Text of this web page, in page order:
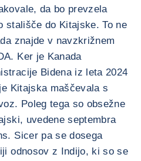
da bo prevzela
stališče do Kitajske. To ne
znajde v navzkrižnem
Ker je Kanada
Bidena iz leta 2024
Kitajska maščevala s
Poleg tega so obsežne
uvedene septembra
Sicer pa se dosega
odnosov z Indijo, ki so se